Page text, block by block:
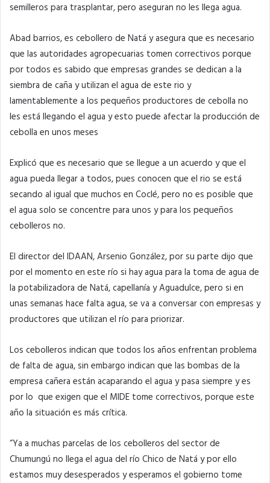
semilleros para trasplantar, pero aseguran no les llega agua.
Abad barrios, es cebollero de Natá y asegura que es necesario
que las autoridades agropecuarias tomen correctivos porque
por todos es sabido que empresas grandes se dedican a la
siembra de caña y utilizan el agua de este rio y
lamentablemente a los pequeños productores de cebolla no
les está llegando el agua y esto puede afectar la producción de
cebolla en unos meses
Explicó que es necesario que se llegue a un acuerdo y que el
agua pueda llegar a todos, pues conocen que el rio se está
secando al igual que muchos en Coclé, pero no es posible que
el agua solo se concentre para unos y para los pequeños
cebolleros no.
El director del IDAAN, Arsenio González, por su parte dijo que
por el momento en este río si hay agua para la toma de agua de
la potabilizadora de Natá, capellanía y Aguadulce, pero si en
unas semanas hace falta agua, se va a conversar con empresas y
productores que utilizan el río para priorizar.
Los cebolleros indican que todos los años enfrentan problema
de falta de agua, sin embargo indican que las bombas de la
empresa cañera están acaparando el agua y pasa siempre y es
por lo que exigen que el MIDE tome correctivos, porque este
año la situación es más crítica.
“Ya a muchas parcelas de los cebolleros del sector de
Chumungú no llega el agua del río Chico de Natá y por ello
estamos muy desesperados y esperamos el gobierno tome